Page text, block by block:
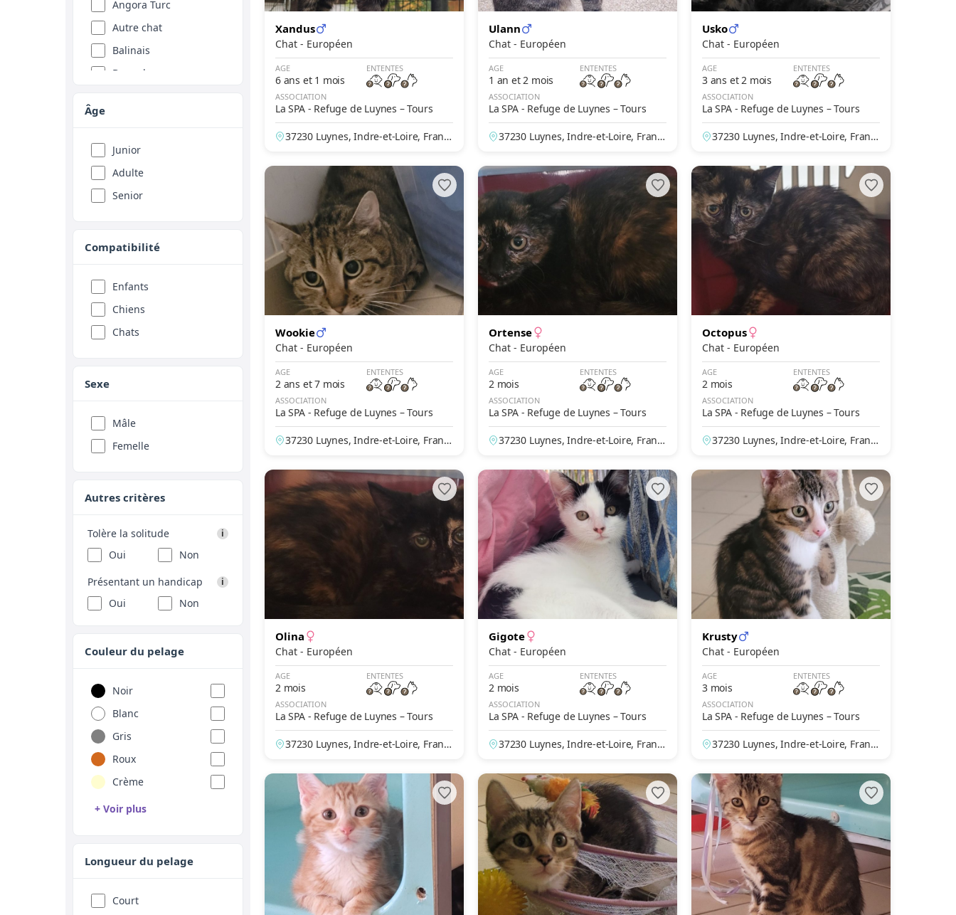
Angora Turc
Autre chat
Balinais
Bengal
California Spangled
Chausie
Cornish Rex
Croisé
Devon Rex
German Rex
Havana Brown
Highland Fold
Highland Lynx
Highland Straight
Japanese Bobtail
Korat
Âge
Junior
Adulte
Senior
Compatibilité
Enfants
Chiens
Chats
Sexe
Mâle
Femelle
Autres critères
Tolère la solitude i
Oui
Non
Présentant un handicap
i
Oui Non
Couleur du pelage
Noir
Blanc
Gris
Roux
Crème
+ Voir plus
Chocolat
Lilas
Longueur du pelage
Court
Xandus
Chat - Européen
AGE
6 ans et 1 mois
ENTENTES
ASSOCIATION
La SPA - Refuge de Luynes – Tours
37230 Luynes, Indre-et-Loire, Franc
Ulann
Chat - Européen
AGE
1 an et 2 mois
ENTENTES
ASSOCIATION
La SPA - Refuge de Luynes – Tours
37230 Luynes, Indre-et-Loire, Franc
Usko
Chat - Européen
AGE
3 ans et 2 mois
ENTENTES
ASSOCIATION
La SPA - Refuge de Luynes – Tours
37230 Luynes, Indre-et-Loire, Franc
Wookie
Chat - Européen
AGE
2 ans et 7 mois
ENTENTES
ASSOCIATION
La SPA - Refuge de Luynes – Tours
37230 Luynes, Indre-et-Loire, Franc
Ortense
Chat - Européen
AGE
2 mois
ENTENTES
ASSOCIATION
La SPA - Refuge de Luynes – Tours
37230 Luynes, Indre-et-Loire, Franc
Octopus
Chat - Européen
AGE
2 mois
ENTENTES
ASSOCIATION
La SPA - Refuge de Luynes – Tours
37230 Luynes, Indre-et-Loire, Franc
Olina
Chat - Européen
AGE
2 mois
ENTENTES
ASSOCIATION
La SPA - Refuge de Luynes – Tours
37230 Luynes, Indre-et-Loire, Franc
Gigote
Chat - Européen
AGE
2 mois
ENTENTES
ASSOCIATION
La SPA - Refuge de Luynes – Tours
37230 Luynes, Indre-et-Loire, Franc
Krusty
Chat - Européen
AGE
3 mois
ENTENTES
ASSOCIATION
La SPA - Refuge de Luynes – Tours
37230 Luynes, Indre-et-Loire, Franc